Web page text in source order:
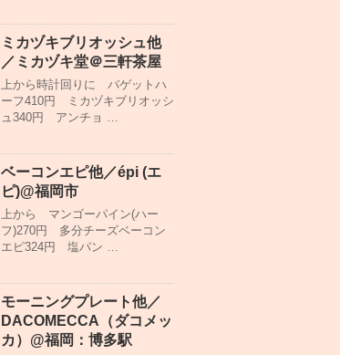
ミカヅキブリオッシュ他
／ミカヅキ堂＠三軒茶屋
上から時計回りに バゲットハ
ーフ410円 ミカヅキブリオッシ
ュ340円 アンチョ …
ベーコンエピ他／épi (エ
ピ)@福岡市
上から マンゴーパイン(ハー
フ)270円 多分チーズベーコン
エピ324円 塩パン …
モーニングプレート他／
DACOMECCA（ダコメッ
カ）@福岡：博多駅